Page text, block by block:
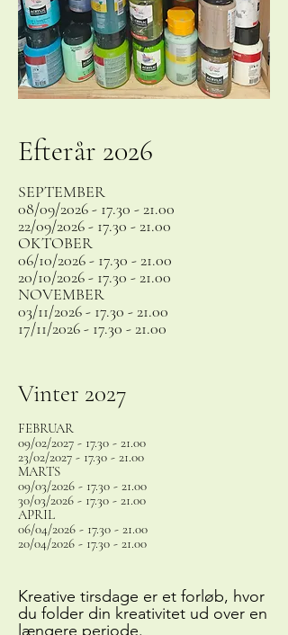
Efterår 2026
SEPTEMBER
08/09/2026 - 17.30 - 21.00
22/09/2026 - 17.30 - 21.00
OKTOBER
06/10/2026 - 17.30 - 21.00
20/10/2026 - 17.30 - 21.00
NOVEMBER
03/11/2026 - 17.30 - 21.00
17/11/2026 - 17.30 - 21.00
Vinter 2027
FEBRUAR
09/02/2027 - 17.30 - 21.00
23/02/2027 - 17.30 - 21.00
MARTS
09/03/2026 - 17.30 - 21.00
30/03/2026 - 17.30 - 21.00
APRIL
06/04/2026 - 17.30 - 21.00
20/04/2026 - 17.30 - 21.00
Kreative tirsdage er et forløb, hvor
du folder din kreativitet ud over en
længere periode.